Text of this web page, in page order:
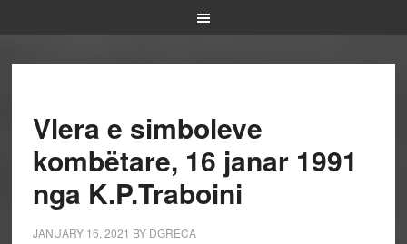
Vlera e simboleve
kombëtare, 16 janar 1991
nga K.P.Traboini
JANUARY 16, 2021 BY DGRECA